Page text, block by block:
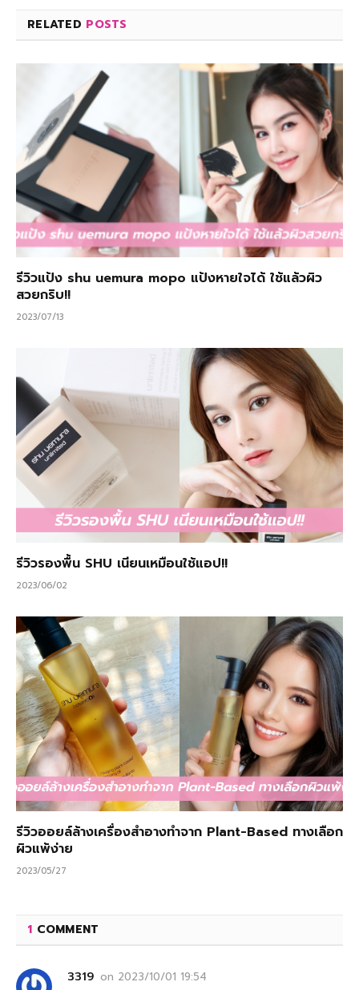
RELATED POSTS
รีวิวแป้ง shu uemura mopo แป้งหายใจได้ ใช้แล้วผิว
สวยกริบ!!
2023/07/13
รีวิวรองพื้น SHU เนียนเหมือนใช้แอป!!
2023/06/02
รีวิวออยล์ล้างเครื่องสำอางทำจาก Plant-Based ทางเลือก
ผิวแพ้ง่าย
2023/05/27
1 COMMENT
3319 on 2023/10/01 19:54